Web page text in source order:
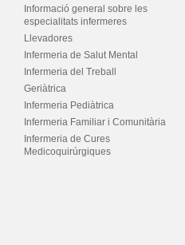
Informació general sobre les
especialitats infermeres
Llevadores
Infermeria de Salut Mental
Infermeria del Treball
Geriàtrica
Infermeria Pediàtrica
Infermeria Familiar i Comunitària
Infermeria de Cures
Medicoquirúrgiques